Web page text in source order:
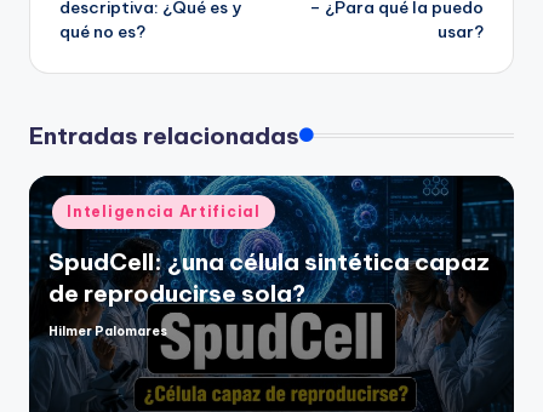
entradas
descriptiva: ¿Qué es y
qué no es?
– ¿Para qué la puedo
usar?
Entradas relacionadas
Publicado
en
Inteligencia Artificial
SpudCell: ¿una célula sintética capaz
de reproducirse sola?
Publicado
por
Hilmer Palomares